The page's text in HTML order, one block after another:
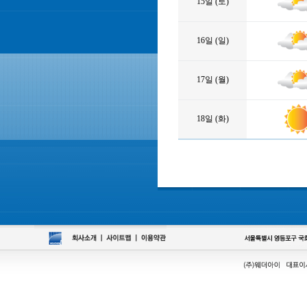
16일 (일)
17일 (월)
18일 (화)